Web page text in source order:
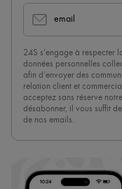
email
24S s’engage à respecter
données personnelles
afin d’envoyer des
relation client et
acceptez sans réserve notre
désabonner, il vous suffit
de nos emails.